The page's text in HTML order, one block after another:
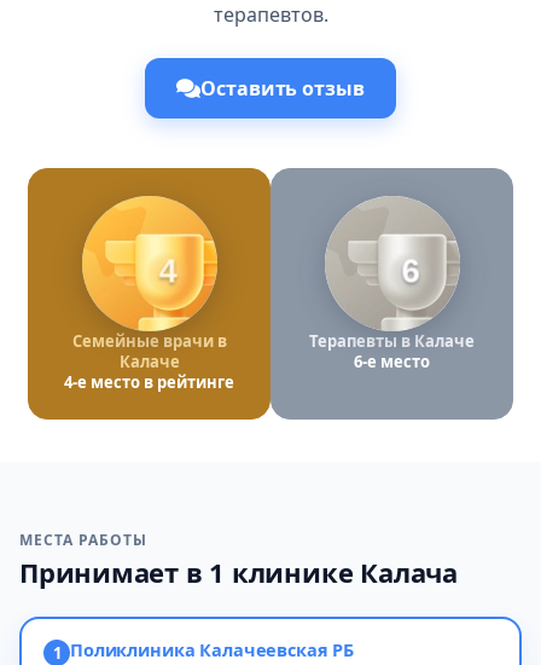
терапевтов.
Оставить отзыв
4
Семейные врачи в
Калаче
4-е место в рейтинге
6
Терапевты в Калаче
6-е место
МЕСТА РАБОТЫ
Принимает в 1 клинике Калача
1 Поликлиника Калачеевская РБ